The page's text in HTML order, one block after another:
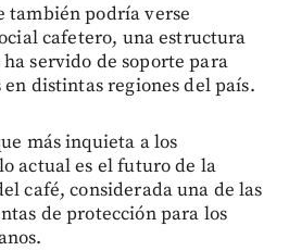
también podría verse
cafetero, una estructura
servido de soporte para
distintas regiones del país.
más inquieta a los
actual es el futuro de la
café, considerada una de las
de protección para los